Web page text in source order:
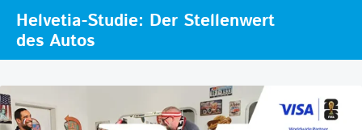
Helvetia-Studie: Der Stellenwert
des Autos